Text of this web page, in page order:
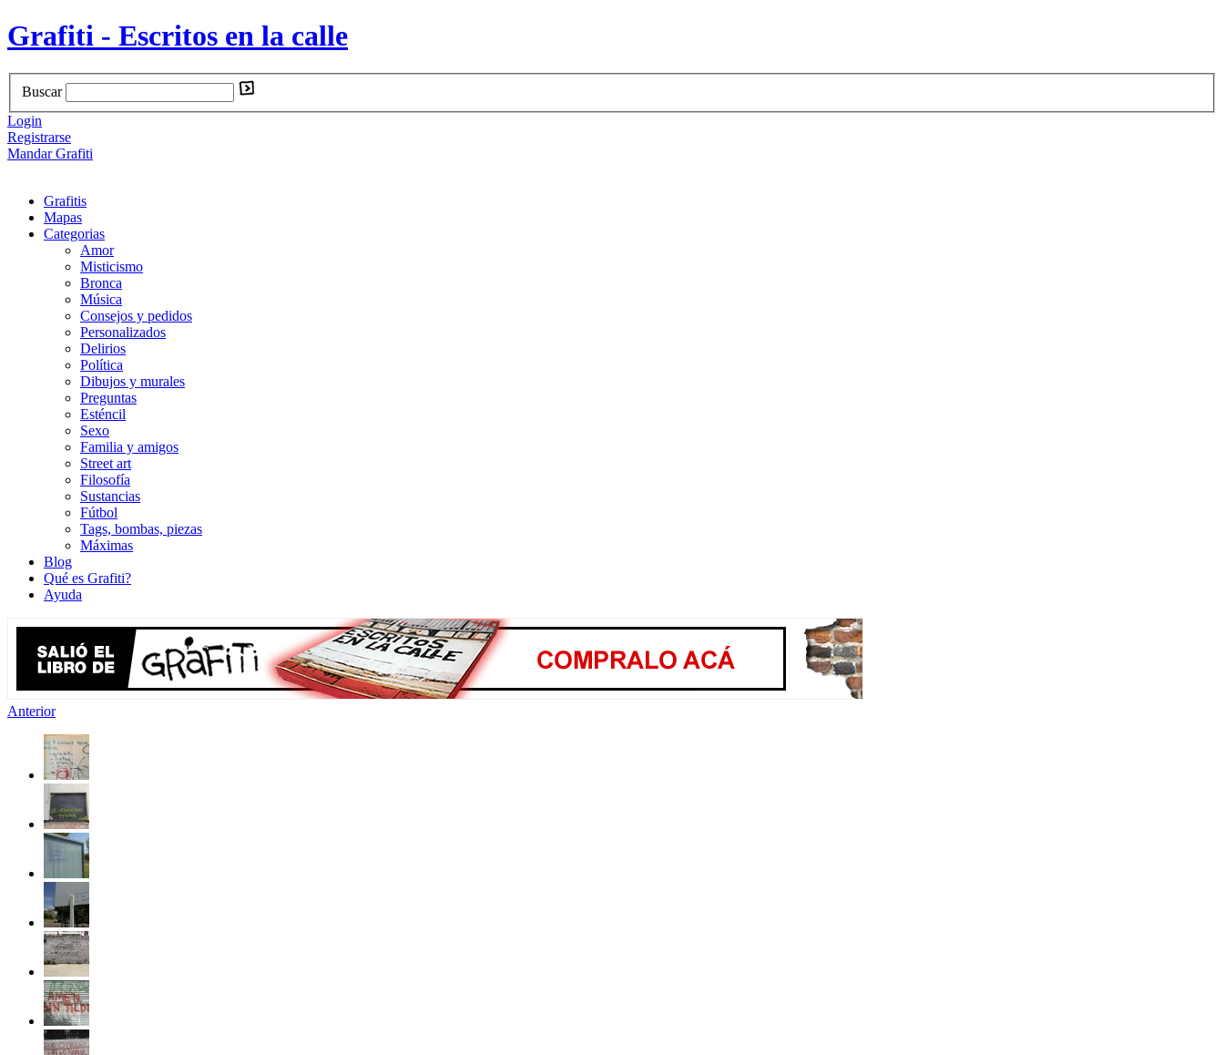
Grafiti - Escritos en la calle
Buscar
Login
Registrarse
Mandar Grafiti
Grafitis
Mapas
Categorias
Amor
Misticismo
Bronca
Música
Consejos y pedidos
Personalizados
Delirios
Política
Dibujos y murales
Preguntas
Esténcil
Sexo
Familia y amigos
Street art
Filosofía
Sustancias
Fútbol
Tags, bombas, piezas
Máximas
Blog
Qué es Grafiti?
Ayuda
Anterior